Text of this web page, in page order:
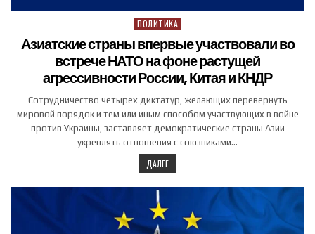
Posted in
ПОЛИТИКА
Азиатские страны впервые участвовали во
встрече НАТО на фоне растущей
агрессивности России, Китая и КНДР
Сотрудничество четырех диктатур, желающих перевернуть
мировой порядок и тем или иным способом участвующих в войне
против Украины, заставляет демократические страны Азии
укреплять отношения с союзниками…
ДАЛЕЕ